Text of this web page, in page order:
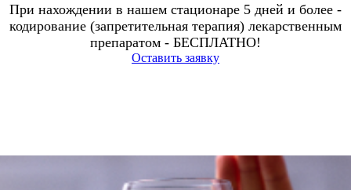
При нахождении в нашем стационаре 5 дней и более -
кодирование (запретительная терапия) лекарственным
препаратом - БЕСПЛАТНО!
Оставить заявку